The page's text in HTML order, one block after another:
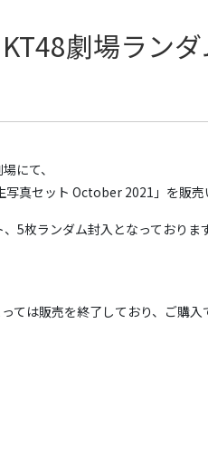
劇場ラン
にて、
真セット October 2021」を販売
5枚ランダム封入となっております
は販売を終了しており、ご購入